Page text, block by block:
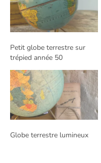
Petit globe terrestre sur
trépied année 50
Globe terrestre lumineux